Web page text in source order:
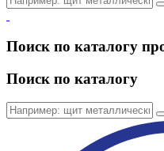
Поиск по каталогу
Поиск по каталогу